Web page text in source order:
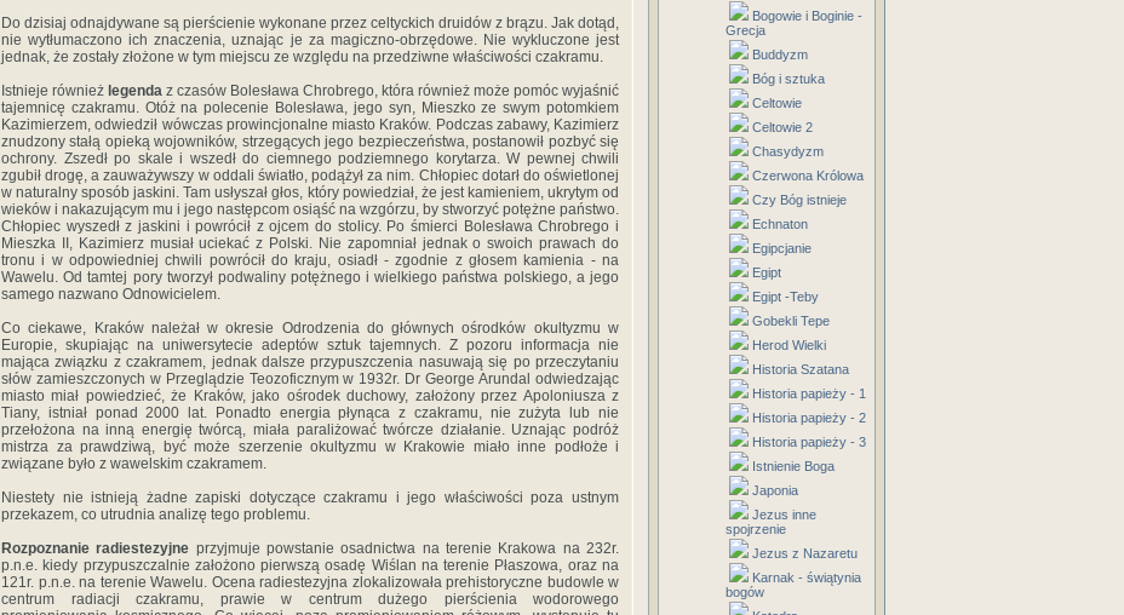
Do dzisiaj odnajdywane są pierścienie wykonane przez celtyckich druidów z brązu. Jak dotąd,
nie wytłumaczono ich znaczenia, uznając je za magiczno-obrzędowe. Nie wykluczone jest
jednak, że zostały złożone w tym miejscu ze względu na przedziwne właściwości czakramu.
Istnieje również legenda z czasów Bolesława Chrobrego, która również może pomóc wyjaśnić
tajemnicę czakramu. Otóż na polecenie Bolesława, jego syn, Mieszko ze swym potomkiem
Kazimierzem, odwiedził wówczas prowincjonalne miasto Kraków. Podczas zabawy, Kazimierz
znudzony stałą opieką wojowników, strzegących jego bezpieczeństwa, postanowił pozbyć się
ochrony. Zszedł po skale i wszedł do ciemnego podziemnego korytarza. W pewnej chwili
zgubił drogę, a zauważywszy w oddali światło, podążył za nim. Chłopiec dotarł do oświetlonej
w naturalny sposób jaskini. Tam usłyszał głos, który powiedział, że jest kamieniem, ukrytym od
wieków i nakazującym mu i jego następcom osiąść na wzgórzu, by stworzyć potężne państwo.
Chłopiec wyszedł z jaskini i powrócił z ojcem do stolicy. Po śmierci Bolesława Chrobrego i
Mieszka II, Kazimierz musiał uciekać z Polski. Nie zapomniał jednak o swoich prawach do
tronu i w odpowiedniej chwili powrócił do kraju, osiadł - zgodnie z głosem kamienia - na
Wawelu. Od tamtej pory tworzył podwaliny potężnego i wielkiego państwa polskiego, a jego
samego nazwano Odnowicielem.
Co ciekawe, Kraków należał w okresie Odrodzenia do głównych ośrodków okultyzmu w
Europie, skupiając na uniwersytecie adeptów sztuk tajemnych. Z pozoru informacja nie
mająca związku z czakramem, jednak dalsze przypuszczenia nasuwają się po przeczytaniu
słów zamieszczonych w Przeglądzie Teozoficznym w 1932r. Dr George Arundal odwiedzając
miasto miał powiedzieć, że Kraków, jako ośrodek duchowy, założony przez Apoloniusza z
Tiany, istniał ponad 2000 lat. Ponadto energia płynąca z czakramu, nie zużyta lub nie
przełożona na inną energię twórcą, miała paraliżować twórcze działanie. Uznając podróż
mistrza za prawdziwą, być może szerzenie okultyzmu w Krakowie miało inne podłoże i
związane było z wawelskim czakramem.
Niestety nie istnieją żadne zapiski dotyczące czakramu i jego właściwości poza ustnym
przekazem, co utrudnia analizę tego problemu.
Rozpoznanie radiestezyjne przyjmuje powstanie osadnictwa na terenie Krakowa na 232r.
p.n.e. kiedy przypuszczalnie założono pierwszą osadę Wiślan na terenie Płaszowa, oraz na
121r. p.n.e. na terenie Wawelu. Ocena radiestezyjna zlokalizowała prehistoryczne budowle w
centrum radiacji czakramu, prawie w centrum dużego pierścienia wodorowego
Bogowie i Boginie -
Grecja
Buddyzm
Bóg i sztuka
Celtowie
Celtowie 2
Chasydyzm
Czerwona Królowa
Czy Bóg istnieje
Echnaton
Egipcjanie
Egipt
Egipt -Teby
Gobekli Tepe
Herod Wielki
Historia Szatana
Historia papieży - 1
Historia papieży - 2
Historia papieży - 3
Istnienie Boga
Japonia
Jezus inne
spojrzenie
Jezus z Nazaretu
Karnak - świątynia
bogów